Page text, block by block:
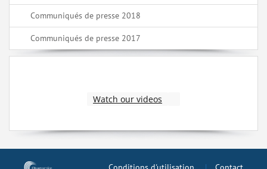
Communiqués de presse 2018
Communiqués de presse 2017
Watch our videos